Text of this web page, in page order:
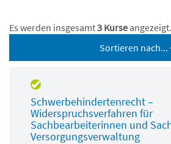
Es werden insgesamt3 Kurse angezeigt.
Sortieren nach...
Schwerbehindertenrecht –
Widerspruchsverfahren für
Sachbearbeiterinnen und
Versorgungsverwaltung